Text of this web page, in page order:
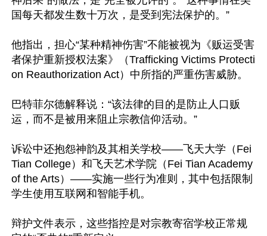
国每天都发生数十万次，是受到宪法保护的。”
他指出，担心“某种精神伤害”不能被视为《贩运受害
者保护重新授权法案》（Trafficking Victims Protecti
on Reauthorization Act）中所指的严重伤害威胁。
巴特菲尔德解释说：“该法律的目的是防止人口贩
运，而不是被用来阻止宗教信仰活动。”
诉讼中还抱怨神韵及其相关学校——飞天大学（Fei
Tian College）和飞天艺术学院（Fei Tian Academy
of the Arts）——实施一些行为准则，其中包括限制
学生使用互联网和智能手机。
辩护文件表示，这些指控是对宗教寄宿学校正常规